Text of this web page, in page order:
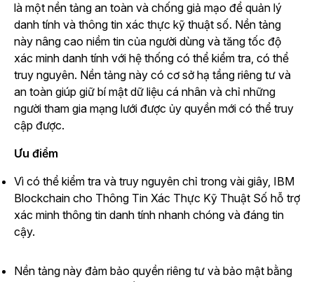
là một nền tảng an toàn và chống giả mạo để quản lý
danh tính và thông tin xác thực kỹ thuật số. Nền tảng
này nâng cao niềm tin của người dùng và tăng tốc độ
xác minh danh tính với hệ thống có thể kiểm tra, có thể
truy nguyên. Nền tảng này có cơ sở hạ tầng riêng tư và
an toàn giúp giữ bí mật dữ liệu cá nhân và chỉ những
người tham gia mạng lưới được ủy quyền mới có thể truy
cập được.
Ưu điểm
Vì có thể kiểm tra và truy nguyên chỉ trong vài giây, IBM
Blockchain cho Thông Tin Xác Thực Kỹ Thuật Số hỗ trợ
xác minh thông tin danh tính nhanh chóng và đáng tin
cậy.
Nền tảng này đảm bảo quyền riêng tư và bảo mật bằng